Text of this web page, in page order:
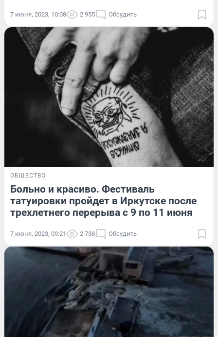
7 июня, 2023, 10:08 2 955 Обсудить
ОБЩЕСТВО
Больно и красиво. Фестиваль
татуировки пройдет в Иркутске после
трехлетнего перерыва с 9 по 11 июня
7 июня, 2023, 09:21 2 738 Обсудить